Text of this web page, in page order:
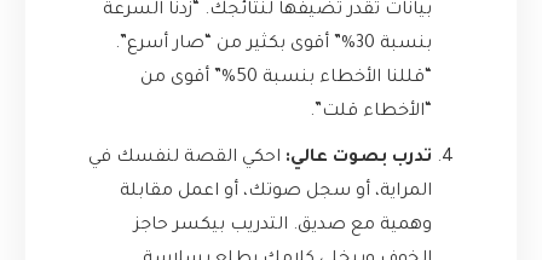
بيانات تقدر تضيفها لنتائجك. “زدنا السرعة
بنسبة 30%” أقوى بكثير من “صار أسرع”.
“قللنا الأخطاء بنسبة 50%” أقوى من
“الأخطاء قلت”.
تدرب بصوت عالي: احكي القصة لنفسك في
المراية، أو سجل صوتك، أو اعمل مقابلة
وهمية مع صديق. التدريب بيكسر حاجز